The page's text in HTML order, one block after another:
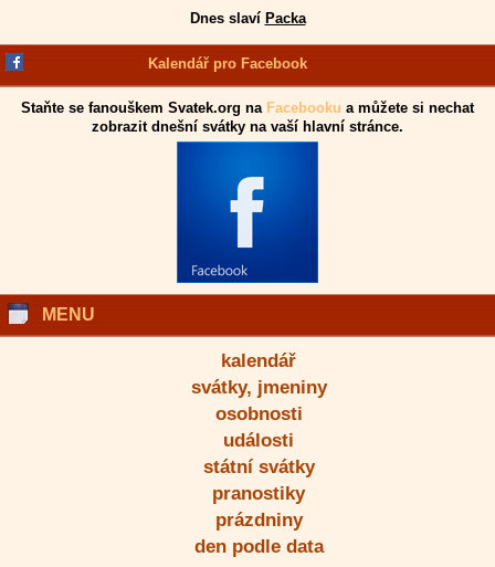
Dnes slaví Packa
Kalendář pro Facebook
Staňte se fanouškem Svatek.org na Facebooku a můžete si nechat
zobrazit dnešní svátky na vaší hlavní stránce.
MENU
kalendář
svátky, jmeniny
osobnosti
události
státní svátky
pranostiky
prázdniny
den podle data